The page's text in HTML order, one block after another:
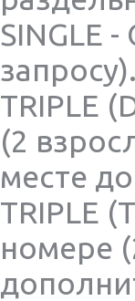
Аргентина.
Армения.
Греция, от
Кипр.
Киргизия.
ОАЭ.
Турция, от
Австрия.
Испания от
Париж и
Африка.
Беларусь
SINGLE
запросу).
TRIPLE
(2
месте
TRIPLE
номере